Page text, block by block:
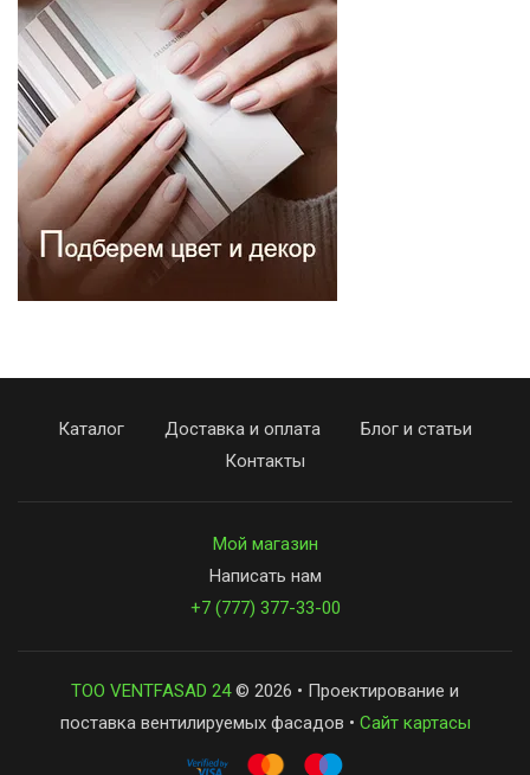
Каталог Доставка и оплата
Блог и статьи
Контакты
Мой магазин
Написать нам
+7 (777) 377-33-00
ТОО VENTFASAD 24© 2026 • Проектирование и
поставка вентилируемых фасадов • Сайт картасы